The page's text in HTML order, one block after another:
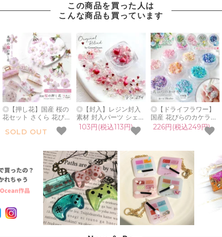
この商品を買った人は
こんな商品も買っています
◎【押し花】国産 桜の
花セット さくら 花びら
花柄付き ドライフラワ
ー プリザーブドフラワ
セサリー 手芸 クラフト
《選べる7種》
SOLD OUT
◎【封入】レジン封入
素材 封入パーツ シェイ
カー デコパーツ ラブウ
ィズユー ピンク ハート
ルブレンド
♪《No214》ミックス
ピンク
103円(税込113円)
◎【ドライフラワー】
国産 花びらのカケラ
MIX プリザーブドフラ
ワー レジン封入素材 封
GreenOceanオリジナ
ルブレンド♪《選べる
18色》
226円(税込249円)